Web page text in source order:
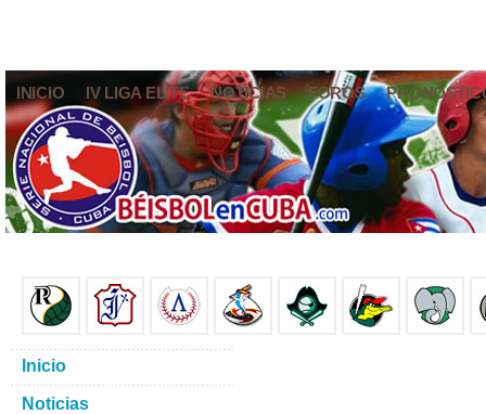
INICIO IV LIGA ELITE NOTICIAS FOROS
Inicio
Noticias